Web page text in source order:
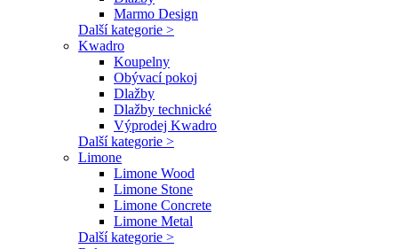
Marmo Design
Další kategorie >
Kwadro
Koupelny
Obývací pokoj
Dlažby
Dlažby technické
Výprodej Kwadro
Další kategorie >
Limone
Limone Wood
Limone Stone
Limone Concrete
Limone Metal
Další kategorie >